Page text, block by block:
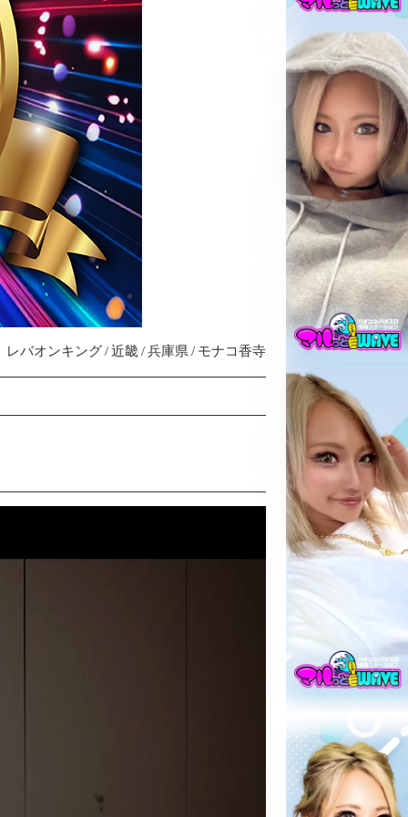
レバオンキング 近畿 兵庫県 モナコ香寺